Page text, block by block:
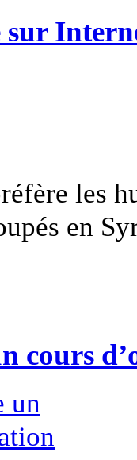
sur
les
en
cours